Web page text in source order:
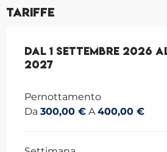
Tariffe
Dal 1 settembre 2026
Dal 1 settembre 2026
2027
Pernottamento
Da 300,00 € A400,00 €